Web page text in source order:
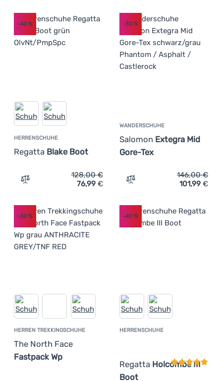
HERRENSCHUHE
Regatta Blake Boot
-40 %
Zum Vergleich 'Herrenschuhe Regatta Blake Boot'
128,00€
76,99 €
WANDERSCHUHE
Salomon Extegra Mid
Gore-Tex
-30%
Zum Vergleich
146,00€
101,99 €
HERREN TREKKINGSCHUHE
The North Face
Fastpack Wp
-30 %
HERRENSCHUHE
Regatta Holcombe III
Boot
-40%